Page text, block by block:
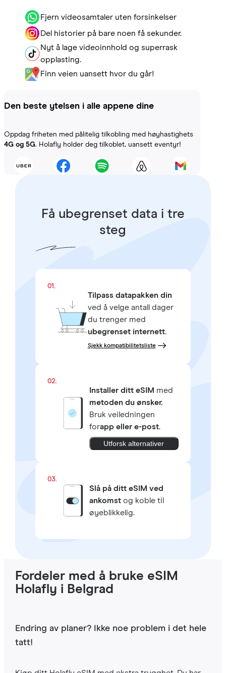
Fjern videosamtaler uten forsinkelser
Del historier på bare noen få sekunder.
Nyt å lage videoinnhold og superrask
opplasting.
Finn veien uansett hvor du går!
Den beste ytelsen i alle appene dine
Oppdag friheten med pålitelig tilkobling med høyhastighets
4G og 5G. Holafly holder deg tilkoblet, uansett eventyr!
Få ubegrenset data i tre
steg
01.
Tilpass datapakken din
ved å velge antall dager
du trenger med
ubegrenset internett.
Sjekk kompatibilitetsliste
02.
Installer ditt eSIM med
metoden du ønsker.
Bruk veiledningen
forapp eller e-post.
Utforsk alternativer
03.
Slå på ditt eSIM ved
ankomstog koble til
øyeblikkelig.
Fordeler med å bruke eSIM
Holafly i Belgrad
Endring av planer? Ikke noe problem i det hele
tatt!